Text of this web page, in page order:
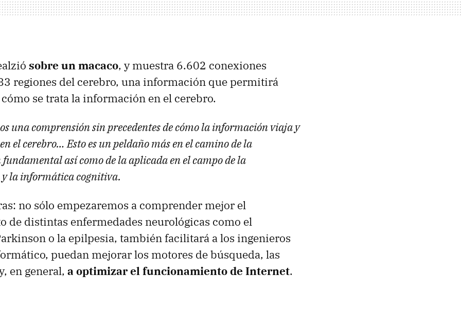
sobre un macaco, y muestra 6.602 conexiones
regiones del cerebro, una información que permitirá
se trata la información en el cerebro.
una comprensión sin precedentes de cómo la información viaja y
el cerebro… Esto es un peldaño más en el camino de la
así como de la aplicada en el campo de la
la informática cognitiva.
no sólo empezaremos a comprender mejor el
de distintas enfermedades neurológicas como el
o la epilpesia, también facilitará a los ingenieros
puedan mejorar los motores de búsqueda, las
en general, a optimizar el funcionamiento de Internet.